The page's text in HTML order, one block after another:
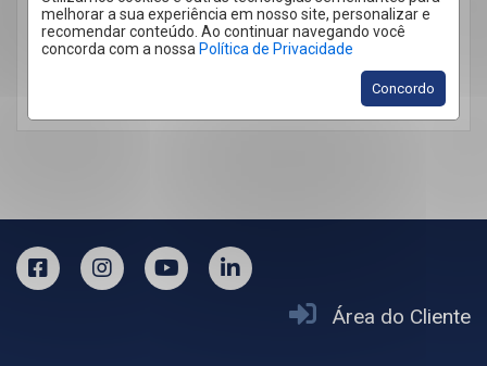
melhorar a sua experiência em nosso site, personalizar e
recomendar conteúdo. Ao continuar navegando você
concorda com a nossa Política de Privacidade
Concordo
Área do Cliente